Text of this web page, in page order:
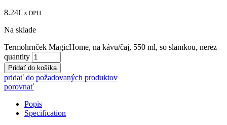
8.24€ s DPH
Na sklade
Termohrnček MagicHome, na kávu/čaj, 550 ml, so slamkou, nerez
quantity
Pridať do košíka
pridať do požadovaných produktov
porovnať
Popis
Specification